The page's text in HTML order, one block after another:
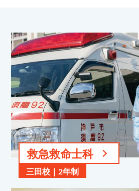
救急救命士科
三田校｜2年制